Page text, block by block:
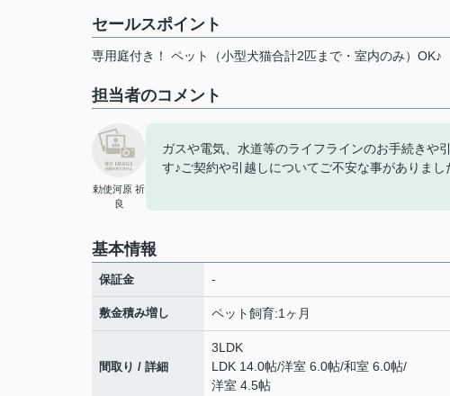
セールスポイント
専用庭付き！ ペット（小型犬猫合計2匹まで・室内のみ）OK♪
担当者のコメント
勅使河原 祈
良
ガスや電気、水道等のライフラインのお手続きや
す♪ご契約や引越しについてご不安な事がありま
基本情報
保証金 -
敷金積み増し ペット飼育:1ヶ月
間取り / 詳細
3LDK
LDK 14.0帖/洋室 6.0帖/和室 6.0帖/
洋室 4.5帖